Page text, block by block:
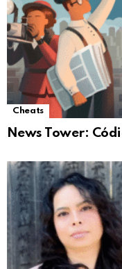
Cheats
News Tower: